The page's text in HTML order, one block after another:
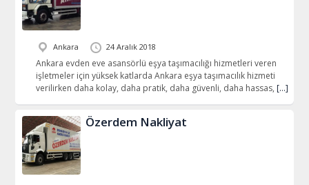
Ankara 24 Aralık 2018
Ankara evden eve asansörlü eşya taşımacılığı hizmetleri veren
işletmeler için yüksek katlarda Ankara eşya taşımacılık hizmeti
verilirken daha kolay, daha pratik, daha güvenli, daha hassas, […]
Özerdem Nakliyat